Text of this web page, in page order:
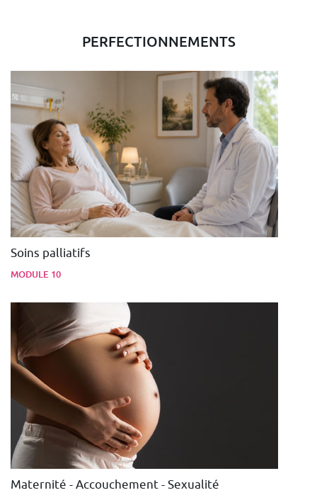
PERFECTIONNEMENTS
Soins palliatifs
MODULE 10
Maternité - Accouchement - Sexualité